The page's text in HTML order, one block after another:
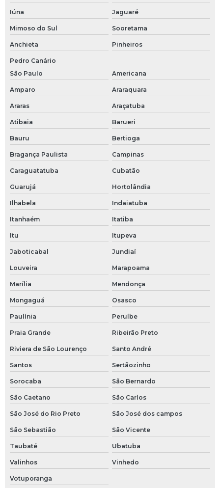
Curva 45 graus
Curva 90 graus
Curva 90 graus 3 4
Distribuidor danfoss
Distribuidor danfoss são paulo
Eletroválvula
Engate rápido fêmea
Engate rápido macho
Engates camlock
Engates rápidos hidráulicos
Espigão inox
Espigão para mangueira
Flange slip on
Flange so
Flange so inox
Flange sobreposto
Flange wn
Fornecedor de conexões em aço inox
Fornecedor de niple
Fornecedor de pressostato
Niple de redução
Iúna Jaguaré
Mimoso do Sul Sooretama
Anchieta Pinheiros
Pedro Canário
São Paulo
Americana
Amparo Araraquara
Araras Araçatuba
Atibaia Barueri
Bauru Bertioga
Bragança Paulista Campinas
Caraguatatuba Cubatão
Guarujá Hortolândia
Ilhabela Indaiatuba
Itanhaém Itatiba
Itu Itupeva
Jaboticabal Jundiaí
Louveira Marapoama
Marília Mendonça
Mongaguá Osasco
Paulínia Peruíbe
Praia Grande Ribeirão Preto
Riviera de São Lourenço Santo André
Santos Sertãozinho
Sorocaba São Bernardo
São Caetano São Carlos
São José do Rio Preto São José dos campos
São Sebastião São Vicente
Taubaté Ubatuba
Valinhos Vinhedo
Votuporanga